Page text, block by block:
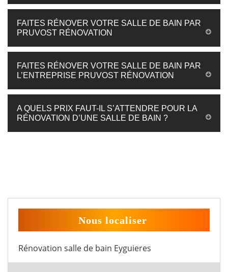
FAITES RÉNOVER VOTRE SALLE DE BAIN PAR
PRUVOST RÉNOVATION
FAITES RÉNOVER VOTRE SALLE DE BAIN PAR
L’ENTREPRISE PRUVOST RÉNOVATION
A QUELS PRIX FAUT-IL S’ATTENDRE POUR LA
RÉNOVATION D’UNE SALLE DE BAIN ?
Nous localiser
Rénovation salle de bain Eyguieres